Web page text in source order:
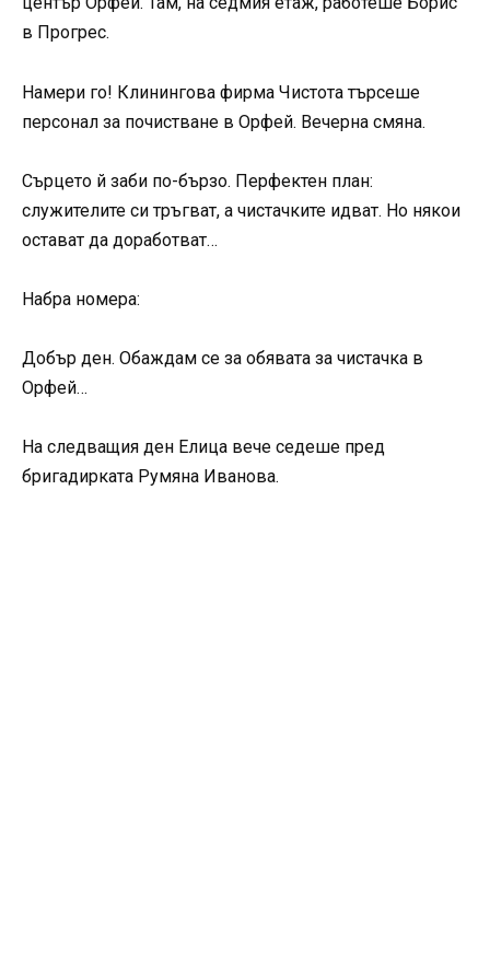
в Прогрес.
Намери го! Клинингова фирма Чистота търсеше
персонал за почистване в Орфей. Вечерна смяна.
Сърцето й заби по-бързо. Перфектен план:
служителите си тръгват, а чистачките идват. Но някои
остават да доработват…
Набра номера:
Добър ден. Обаждам се за обявата за чистачка в
Орфей…
На следващия ден Елица вече седеше пред
бригадирката Румяна Иванова.